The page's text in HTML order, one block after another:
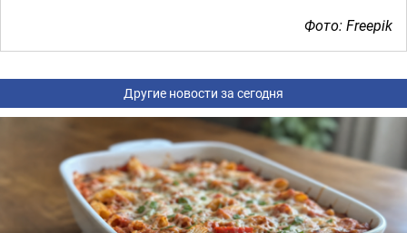
Фото: Freepik
Другие новости за сегодня